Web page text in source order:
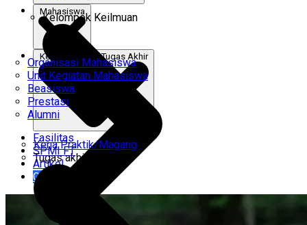
Kelompok Keilmuan
Mahasiswa
Organisasi Mahasiswa
Unit Kegiatan Mahasiswa
Beasiswa
Prestasi
Alumni
Kerja Praktik & Tugas Akhir
Kerja Praktik/Magang
Tugas akhir
Fasilitas
SPMI FT
Artikel
Gabung Kami